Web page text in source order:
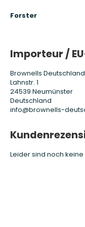
Forster
Importeur /
Brownells
Lahnstr. 1
24539 Neumünster
Deutschland
info@brownells-
Leider sind noch